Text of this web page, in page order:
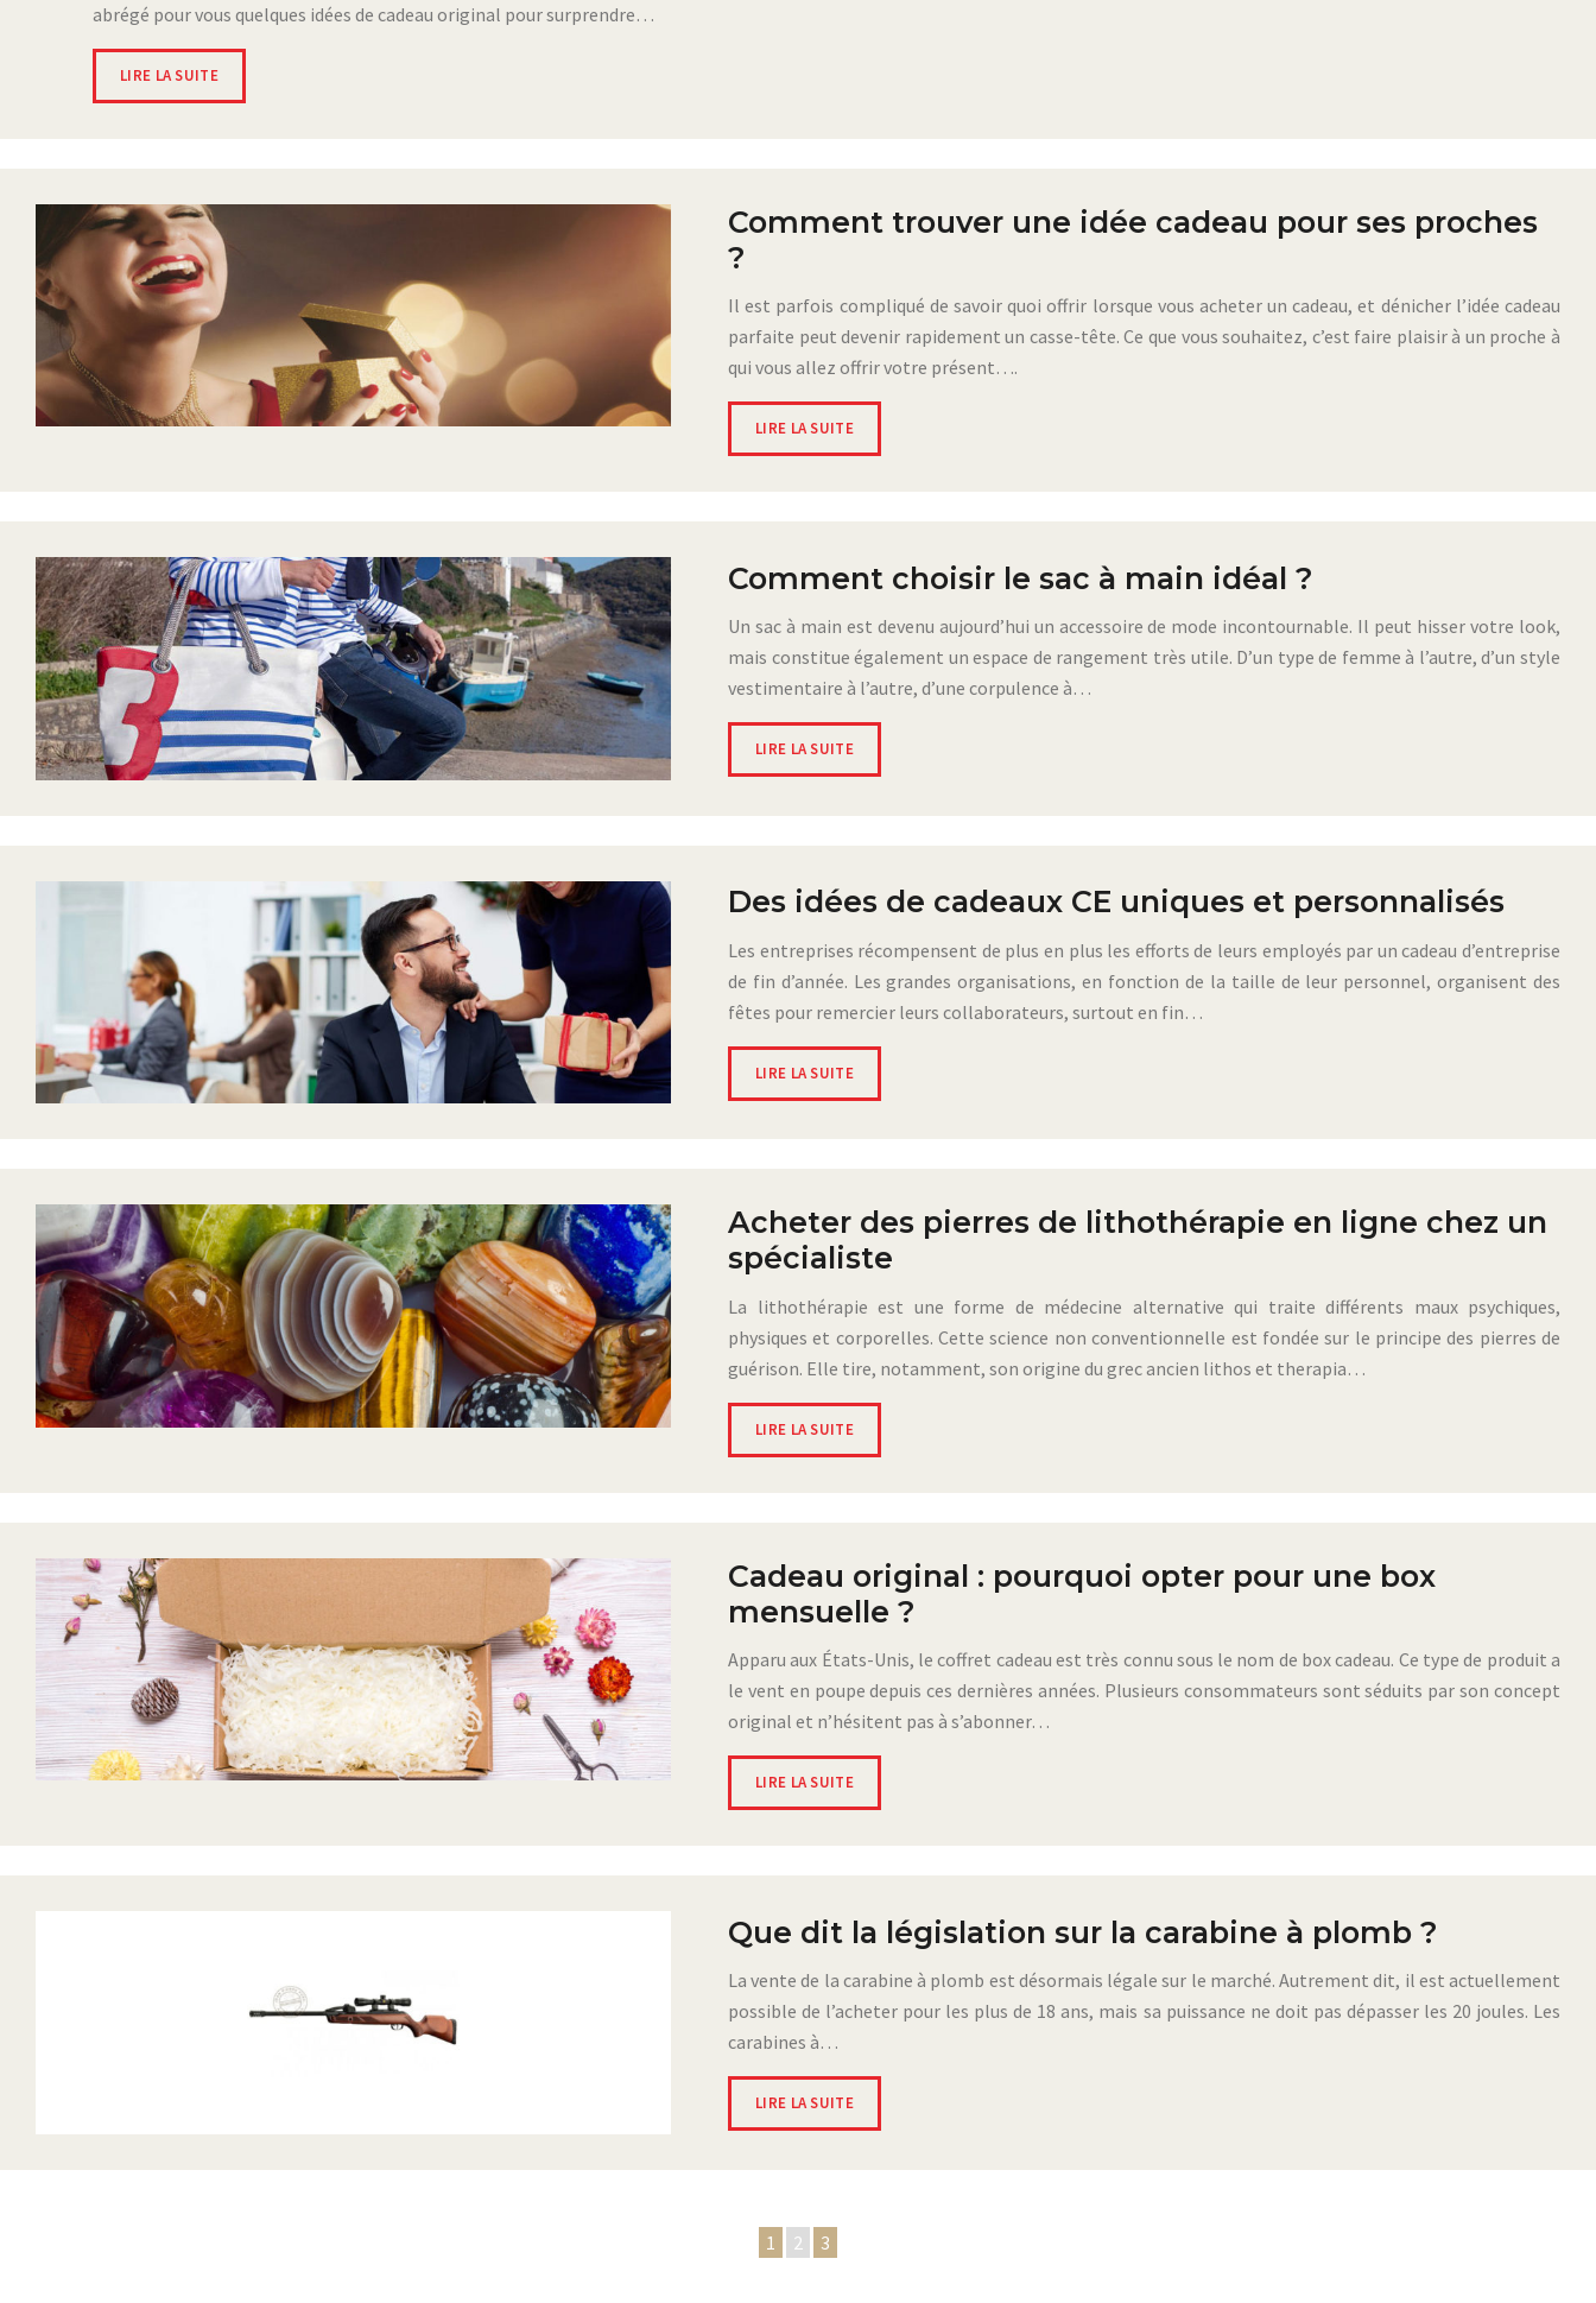
abrégé pour vous quelques idées de cadeau original pour surprendre…
LIRE LA SUITE
Comment trouver une idée cadeau pour ses proches
?
Il est parfois compliqué de savoir quoi offrir lorsque vous acheter un cadeau, et dénicher l’idée cadeau
parfaite peut devenir rapidement un casse-tête. Ce que vous souhaitez, c’est faire plaisir à un proche à
qui vous allez offrir votre présent….
LIRE LA SUITE
Comment choisir le sac à main idéal ?
Un sac à main est devenu aujourd’hui un accessoire de mode incontournable. Il peut hisser votre look,
mais constitue également un espace de rangement très utile. D’un type de femme à l’autre, d’un style
vestimentaire à l’autre, d’une corpulence à…
LIRE LA SUITE
Des idées de cadeaux CE uniques et personnalisés
Les entreprises récompensent de plus en plus les efforts de leurs employés par un cadeau d’entreprise
de fin d’année. Les grandes organisations, en fonction de la taille de leur personnel, organisent des
fêtes pour remercier leurs collaborateurs, surtout en fin…
LIRE LA SUITE
Acheter des pierres de lithothérapie en ligne chez un
spécialiste
La lithothérapie est une forme de médecine alternative qui traite différents maux psychiques,
physiques et corporelles. Cette science non conventionnelle est fondée sur le principe des pierres de
guérison. Elle tire, notamment, son origine du grec ancien lithos et therapia…
LIRE LA SUITE
Cadeau original : pourquoi opter pour une box
mensuelle ?
Apparu aux États-Unis, le coffret cadeau est très connu sous le nom de box cadeau. Ce type de produit a
le vent en poupe depuis ces dernières années. Plusieurs consommateurs sont séduits par son concept
original et n’hésitent pas à s’abonner…
LIRE LA SUITE
Que dit la législation sur la carabine à plomb ?
La vente de la carabine à plomb est désormais légale sur le marché. Autrement dit, il est actuellement
possible de l’acheter pour les plus de 18 ans, mais sa puissance ne doit pas dépasser les 20 joules. Les
carabines à…
LIRE LA SUITE
1 2 3